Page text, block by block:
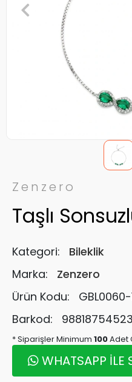
Zenzero
Taşlı
Kategori:
Bileklik
Marka:
Zenzero
Ürün Kodu:
GBL0060-
Barkod:
* Siparişler Minimum 100Adet
WHATSAPP İLE